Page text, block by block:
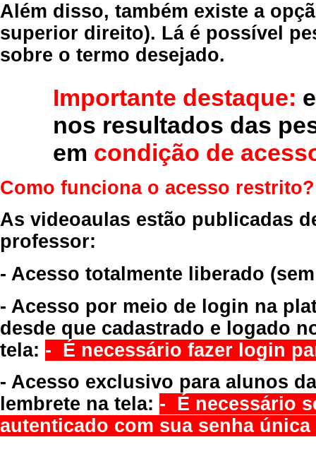
Além disso, também existe a
superior direito). Lá é possível
sobre o termo desejado.
Importante destaque:
nos resultados das
em condição de
Como funciona o acesso restrito?
As videoaulas estão publicadas
professor:
- Acesso totalmente liberado
- Acesso por meio de login na
desde que cadastrado e logado
tela: - É necessário fazer login
- Acesso exclusivo para alunos
lembrete na tela: - É necessário
autenticado com sua senha